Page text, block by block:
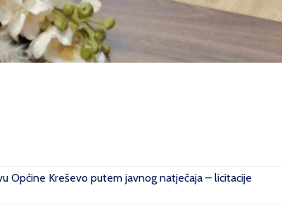
Općine Kreševo putem javnog natječaja – licitacije